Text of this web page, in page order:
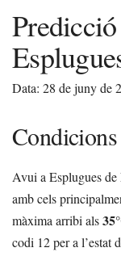
Data: 28 de juny de
Avui a Esplugues
amb cels
màxima arribi als
codi 12 per a l’estat